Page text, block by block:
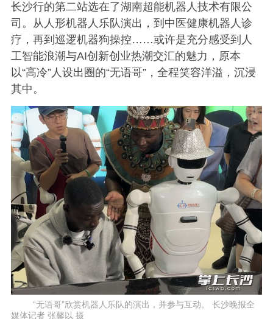
长沙行的第二站选在了湖南超能机器人技术有限公
司。从人形机器人乐队演出，到中医健康机器人诊
疗，再到巡逻机器狗操控……或许是充分感受到人
工智能浪潮与AI创新创业热潮交汇的魅力，原本
以“高冷”人设出圈的“无语哥”，全程笑容洋溢，沉浸
其中。
“无语哥”欣赏机器人乐队的演出，并参与互动。 长沙晚报全
媒体记者 张馨以 摄